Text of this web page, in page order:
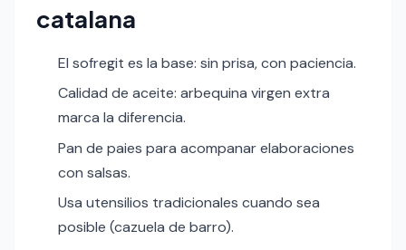
catalana
El sofregit es la base: sin prisa, con paciencia.
Calidad de aceite: arbequina virgen extra
marca la diferencia.
Pan de paies para acompanar elaboraciones
con salsas.
Usa utensilios tradicionales cuando sea
posible (cazuela de barro).